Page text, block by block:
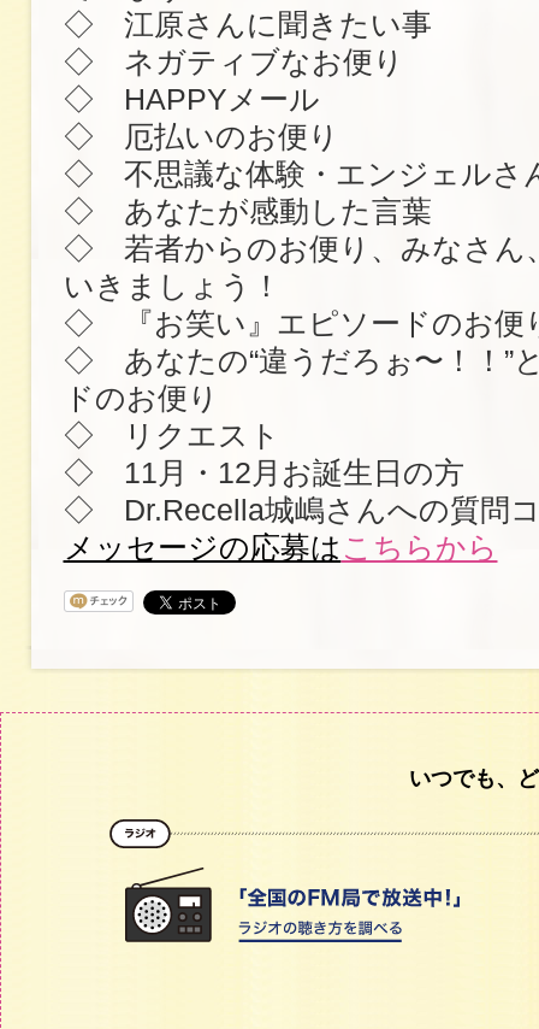
◇ 江原さんに聞きたい事
◇ ネガティブなお便り
◇ HAPPYメール
◇ 厄払いのお便り
◇ 不思議な体験・エンジェルさ
◇ あなたが感動した言葉
◇ 若者からのお便り、みなさん
いきましょう！
◇ 『お笑い』エピソードのお便
◇ あなたの“違うだろぉ〜！！”
ドのお便り
◇ リクエスト
◇ 11月・12月お誕生日の方
◇ Dr.Recella城嶋さんへの質問
メッセージの応募は こちらから
いつでも、